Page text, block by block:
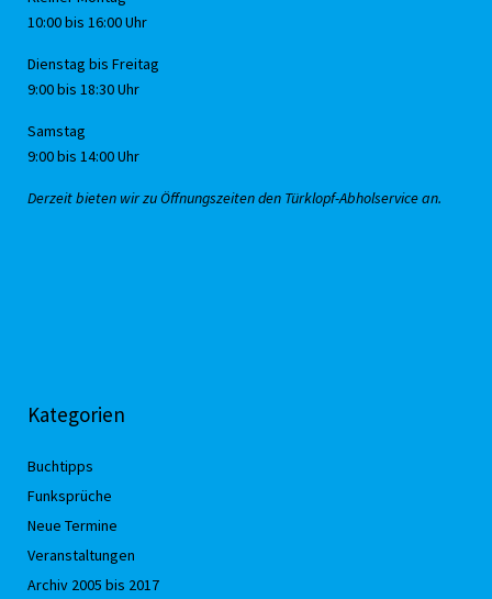
10:00 bis 16:00 Uhr
Dienstag bis Freitag
9:00 bis 18:30 Uhr
Samstag
9:00 bis 14:00 Uhr
Derzeit bieten wir zu Öffnungszeiten den Türklopf-Abholservice an.
Kategorien
Buchtipps
Funksprüche
Neue Termine
Veranstaltungen
Archiv 2005 bis 2017